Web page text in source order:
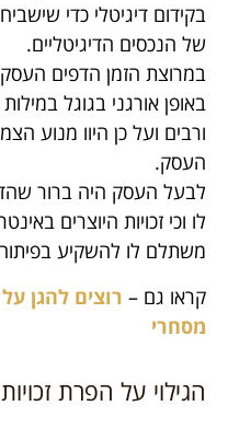
בקידום דיגיטלי כדי
של הנכסים הדיגיטליים.
במרוצת הזמן הדפים
באופן אורגני בגוגל
ורבים ועל כן היוו מנוע
העסק.
לבעל העסק היה ברור
לו וכי זכויות היוצרים
משתלם לו להשקיע בפיתוח
קראו גם – רוצים להגן
מסחרי
הגילוי על הפרת